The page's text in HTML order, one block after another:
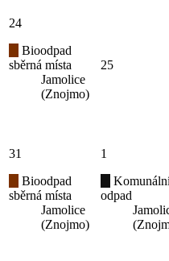
24
Bioodpad
sběrná místa
Jamolice
(Znojmo)
25
31
Bioodpad
sběrná místa
Jamolice
(Znojmo)
1
odpad